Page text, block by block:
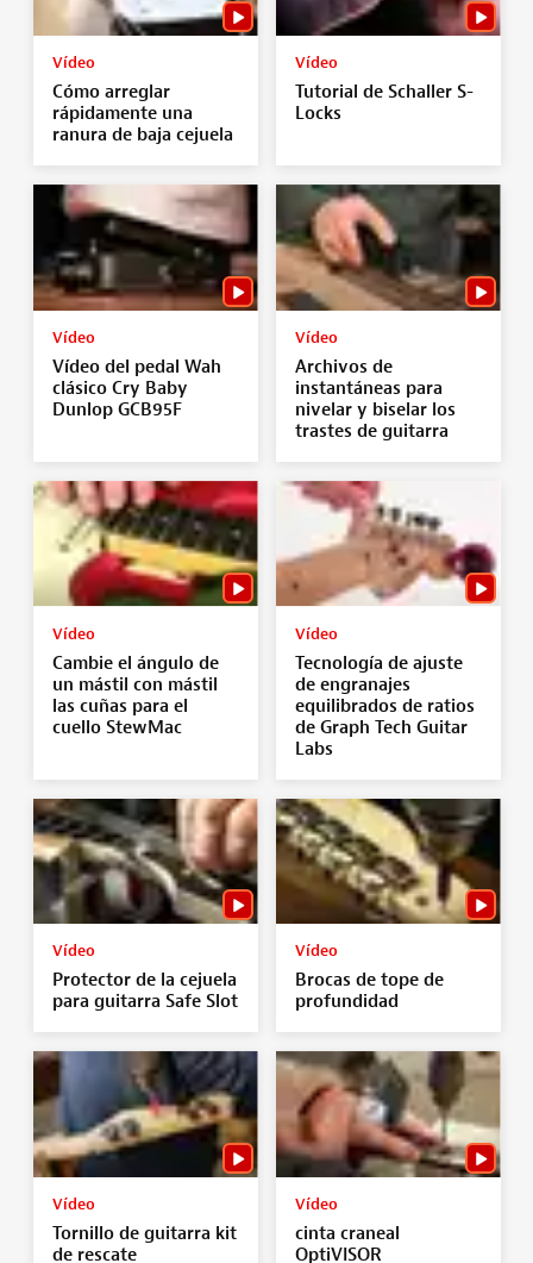
Vídeo
Cómo arreglar
rápidamente una
ranura de baja cejuela
Vídeo
Tutorial de Schaller S-
Locks
Vídeo
Vídeo del pedal Wah
clásico Cry Baby
Dunlop GCB95F
Vídeo
Archivos de
instantáneas para
nivelar y biselar los
trastes de guitarra
Vídeo
Cambie el ángulo de
un mástil con mástil
las cuñas para el
cuello StewMac
Vídeo
Tecnología de ajuste
de engranajes
equilibrados de ratios
de Graph Tech Guitar
Labs
Vídeo
Protector de la cejuela
para guitarra Safe Slot
Vídeo
Brocas de tope de
profundidad
Vídeo
Tornillo de guitarra kit
de rescate
Vídeo
cinta craneal
OptiVISOR